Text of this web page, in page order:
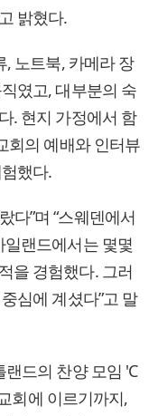
밝혔다.
, 노트북, 카메라 장
였고, 대부분의 숙
. 현지 가정에서 함
회의 예배와 인터뷰
했다.
다”며 “스웨덴에서
랜드에서는 몇몇
을 경험했다. 그러
심에 계셨다”고 말
드의 찬양 모임 'C
회에 이르기까지,